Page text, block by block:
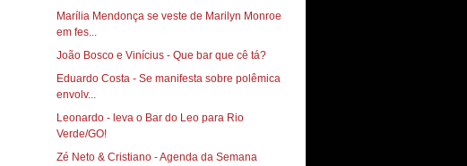
Marília Mendonça se veste de Marilyn Monroe
em fes...
João Bosco e Vinícius - Que bar que cê tá?
Eduardo Costa - Se manifesta sobre polêmica
envolv...
Leonardo - leva o Bar do Leo para Rio
Verde/GO!
Zé Neto & Cristiano - Agenda da Semana